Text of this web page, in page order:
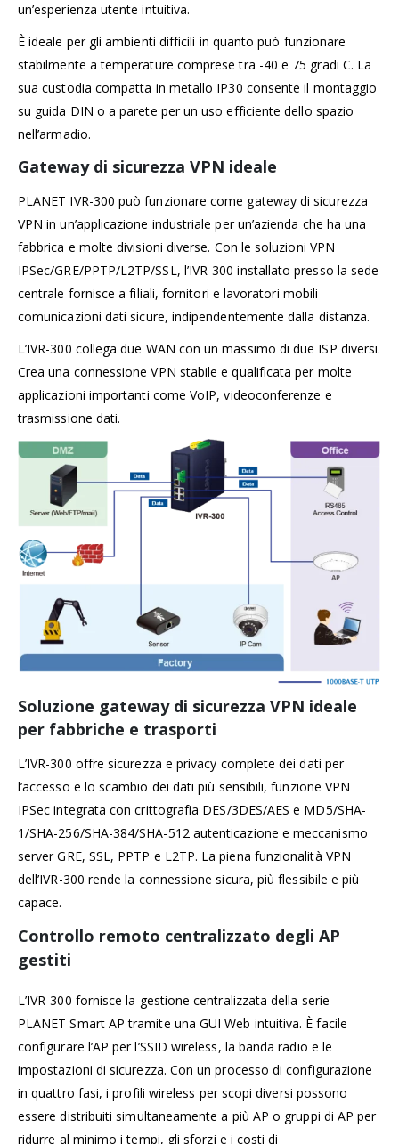
un’esperienza utente intuitiva.
È ideale per gli ambienti difficili in quanto può funzionare
stabilmente a temperature comprese tra -40 e 75 gradi C. La
sua custodia compatta in metallo IP30 consente il montaggio
su guida DIN o a parete per un uso efficiente dello spazio
nell’armadio.
Gateway di sicurezza VPN ideale
PLANET IVR-300 può funzionare come gateway di sicurezza
VPN in un’applicazione industriale per un’azienda che ha una
fabbrica e molte divisioni diverse. Con le soluzioni VPN
IPSec/GRE/PPTP/L2TP/SSL, l’IVR-300 installato presso la sede
centrale fornisce a filiali, fornitori e lavoratori mobili
comunicazioni dati sicure, indipendentemente dalla distanza.
L’IVR-300 collega due WAN con un massimo di due ISP diversi.
Crea una connessione VPN stabile e qualificata per molte
applicazioni importanti come VoIP, videoconferenze e
trasmissione dati.
Soluzione gateway di sicurezza VPN ideale
per fabbriche e trasporti
L’IVR-300 offre sicurezza e privacy complete dei dati per
l’accesso e lo scambio dei dati più sensibili, funzione VPN
IPSec integrata con crittografia DES/3DES/AES e MD5/SHA-
1/SHA-256/SHA-384/SHA-512 autenticazione e meccanismo
server GRE, SSL, PPTP e L2TP. La piena funzionalità VPN
dell’IVR-300 rende la connessione sicura, più flessibile e più
capace.
Controllo remoto centralizzato degli AP
gestiti
L’IVR-300 fornisce la gestione centralizzata della serie
PLANET Smart AP tramite una GUI Web intuitiva. È facile
configurare l’AP per l’SSID wireless, la banda radio e le
impostazioni di sicurezza. Con un processo di configurazione
in quattro fasi, i profili wireless per scopi diversi possono
essere distribuiti simultaneamente a più AP o gruppi di AP per
ridurre al minimo i tempi, gli sforzi e i costi di